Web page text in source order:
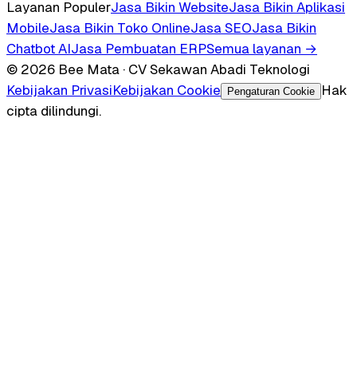
Layanan PopulerJasa Bikin WebsiteJasa Bikin Aplikasi
MobileJasa Bikin Toko OnlineJasa SEOJasa Bikin
Chatbot AIJasa Pembuatan ERPSemua layanan →
© 2026 Bee Mata · CV Sekawan Abadi Teknologi
Kebijakan PrivasiKebijakan Cookie Pengaturan Cookie
Hak
cipta dilindungi.